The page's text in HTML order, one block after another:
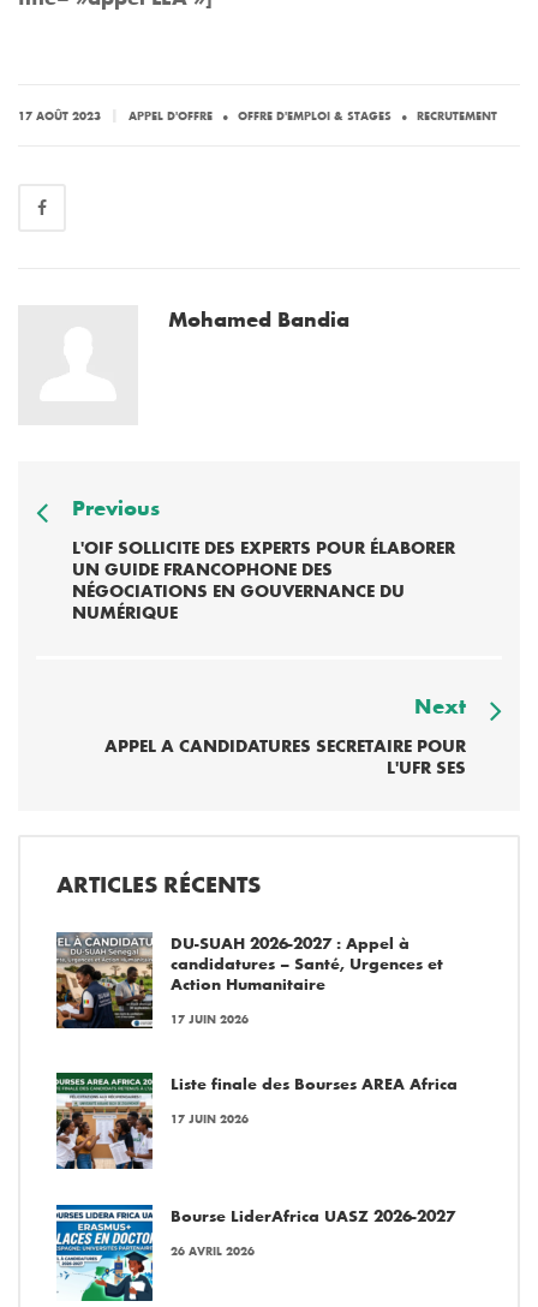
17 AOÛT 2023 APPEL D'OFFRE . OFFRE D'EMPLOI & STAGES . RECRUTEMENT
Mohamed Bandia
Previous
L'OIF SOLLICITE DES EXPERTS POUR ÉLABORER
UN GUIDE FRANCOPHONE DES
NÉGOCIATIONS EN GOUVERNANCE DU
NUMÉRIQUE
Next
APPEL A CANDIDATURES SECRETAIRE POUR
L'UFR SES
ARTICLES RÉCENTS
DU-SUAH 2026-2027 : Appel à
candidatures – Santé, Urgences et
Action Humanitaire
17 JUIN 2026
Liste finale des Bourses AREA Africa
17 JUIN 2026
Bourse LiderAfrica UASZ 2026-2027
26 AVRIL 2026